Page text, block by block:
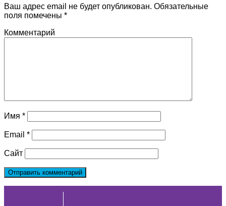
Ваш адрес email не будет опубликован. Обязательные
поля помечены *
Комментарий
Имя *
Email *
Сайт